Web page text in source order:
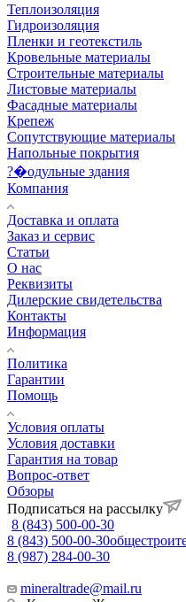
Теплоизоляция
Гидроизоляция
Пленки и геотекстиль
Кровельные материалы
Строительные материалы
Листовые материалы
Фасадные материалы
Крепеж
Сопутствующие материалы
Напольные покрытия
?�одульные здания
Компания
Доставка и оплата
Заказ и сервис
Статьи
О нас
Реквизиты
Дилерские свидетельства
Контакты
Информация
Политика
Гарантии
Помощь
Условия оплаты
Условия доставки
Гарантия на товар
Вопрос-ответ
Обзоры
Подписаться на рассылку
8 (843) 500-00-30
8 (843) 500-00-30
8 (987) 284-00-30
mineraltrade@mail.ru